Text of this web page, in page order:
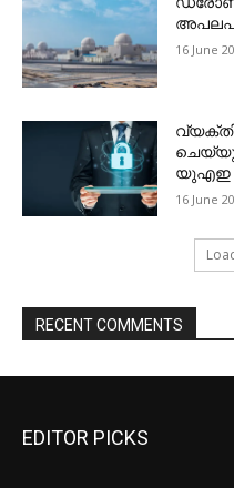
EDITOR PICKS